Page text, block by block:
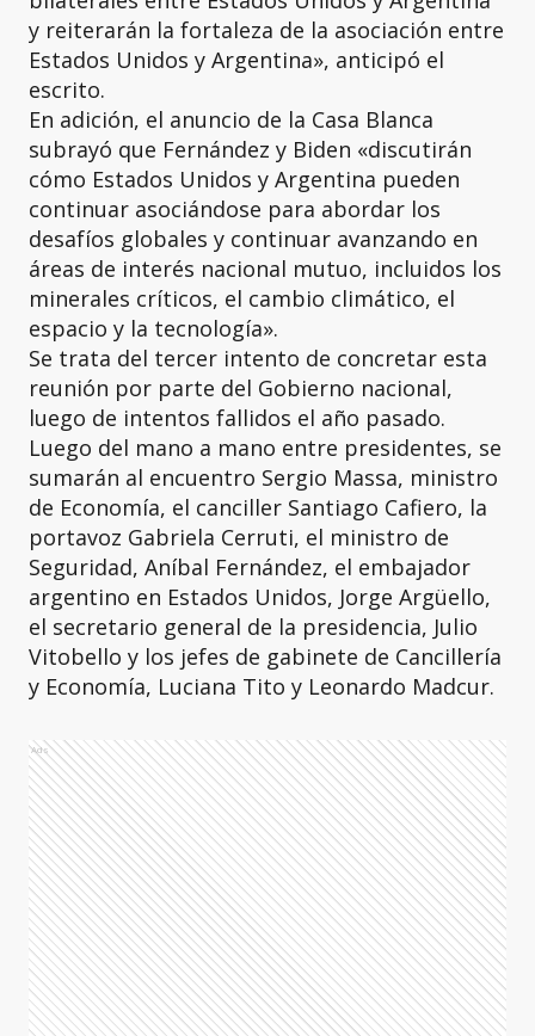
y reiterarán la fortaleza de la asociación entre
Estados Unidos y Argentina», anticipó el
escrito.
En adición, el anuncio de la Casa Blanca
subrayó que Fernández y Biden «discutirán
cómo Estados Unidos y Argentina pueden
continuar asociándose para abordar los
desafíos globales y continuar avanzando en
áreas de interés nacional mutuo, incluidos los
minerales críticos, el cambio climático, el
espacio y la tecnología».
Se trata del tercer intento de concretar esta
reunión por parte del Gobierno nacional,
luego de intentos fallidos el año pasado.
Luego del mano a mano entre presidentes, se
sumarán al encuentro Sergio Massa, ministro
de Economía, el canciller Santiago Cafiero, la
portavoz Gabriela Cerruti, el ministro de
Seguridad, Aníbal Fernández, el embajador
argentino en Estados Unidos, Jorge Argüello,
el secretario general de la presidencia, Julio
Vitobello y los jefes de gabinete de Cancillería
y Economía, Luciana Tito y Leonardo Madcur.
Ads